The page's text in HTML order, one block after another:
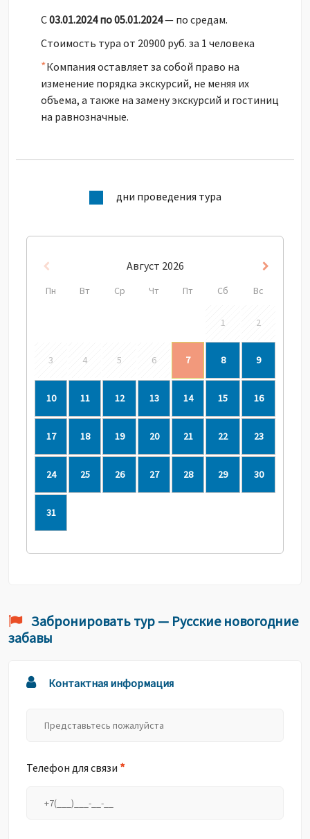
С03.01.2024 по 05.01.2024— по средам.
Стоимость тура от 20900 руб. за 1 человека
*Компания оставляет за собой право на
изменение порядка экскурсий, не меняя их
объема, а также на замену экскурсий и гостиниц
на равнозначные.
дни проведения тура
Пред
Август 2026
Пн Вт Ср Чт Пт Сб Вс
1 2
3 4 5 6 7 8 9
10 11 12 13 14 15 16
17 18 19 20 21 22 23
24 25 26 27 28 29 30
31
Забронировать тур — Русские новогодние
забавы
Контактная информация
Телефон для связи *